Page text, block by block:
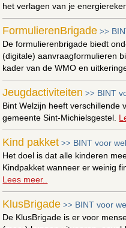
het verlagen van je
FormulierenBrigade >>
De formulierenbrigade biedt
(digitale) aanvraagformulieren
kader van de WMO en
Jeugdactiviteiten >> BINT
Bint Welzijn heeft verschillende
gemeente Sint-Michielsgestel.
Kind pakket >> BINT voor
Het doel is dat alle kinderen
Kindpakket wanneer er weinig
Lees meer..
KlusBrigade >> BINT voor
De KlusBrigade is er voor